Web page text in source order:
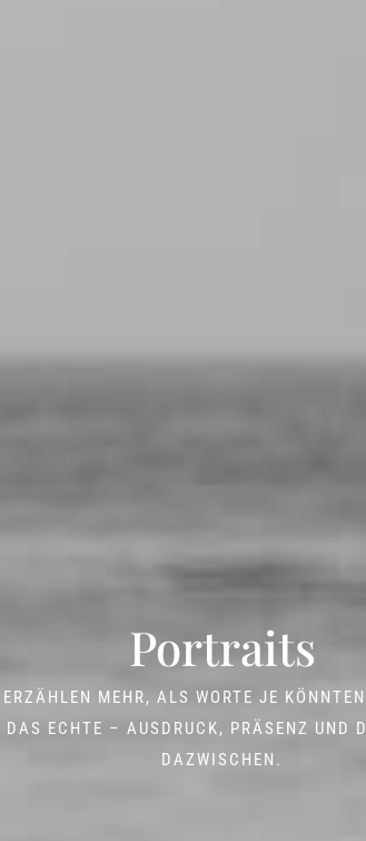
Portraits
MEHR, ALS WORTE JE
DAS ECHTE – AUSDRUCK, PRÄSENZ UND
DAZWISCHEN.